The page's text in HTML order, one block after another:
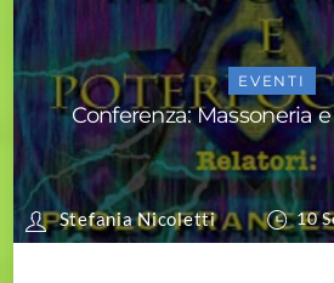
10
Conferenza: Massoneria
Stefania Nicoletti
EVENTI